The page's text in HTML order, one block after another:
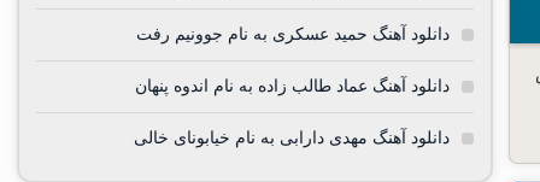
دانلود آهنگ حمید عسکری به نام جوونیم رفت
دانلود آهنگ عماد طالب زاده به نام اندوه پنهان
دانلود آهنگ مهدی دارابی به نام خیابونای خالی